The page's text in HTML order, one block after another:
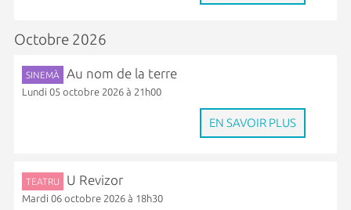
Octobre 2026
SINEMÀ Au nom de la terre
Lundi 05 octobre 2026 à 21h00
EN SAVOIR PLUS
TEATRU U Revizor
Mardi 06 octobre 2026 à 18h30